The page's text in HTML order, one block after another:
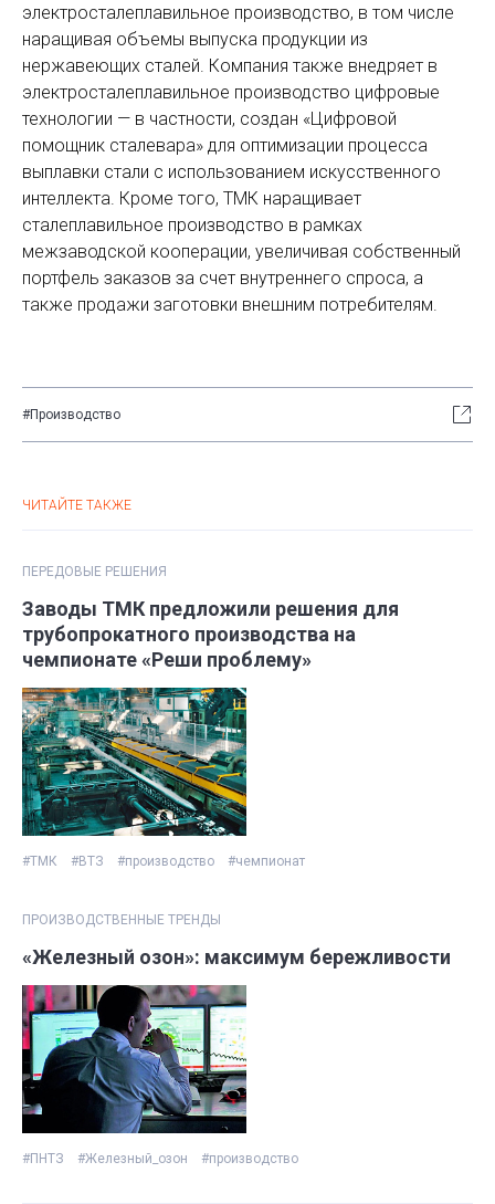
электросталеплавильное производство, в том числе
наращивая объемы выпуска продукции из
нержавеющих сталей. Компания также внедряет в
электросталеплавильное производство цифровые
технологии — в частности, создан «Цифровой
помощник сталевара» для оптимизации процесса
выплавки стали с использованием искусственного
интеллекта. Кроме того, ТМК наращивает
сталеплавильное производство в рамках
межзаводской кооперации, увеличивая собственный
портфель заказов за счет внутреннего спроса, а
также продажи заготовки внешним потребителям.
#Производство
ЧИТАЙТЕ ТАКЖЕ
ПЕРЕДОВЫЕ РЕШЕНИЯ
Заводы ТМК предложили решения для
трубопрокатного производства на
чемпионате «Реши проблему»
#ТМК #ВТЗ #производство #чемпионат
ПРОИЗВОДСТВЕННЫЕ ТРЕНДЫ
«Железный озон»: максимум бережливости
#ПНТЗ #Железный_озон #производство